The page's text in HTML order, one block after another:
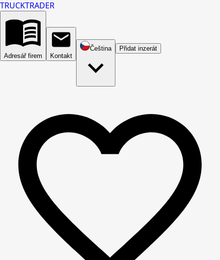
TRUCKTRADER
Adresář firem Kontakt
Čeština Přidat inzerát